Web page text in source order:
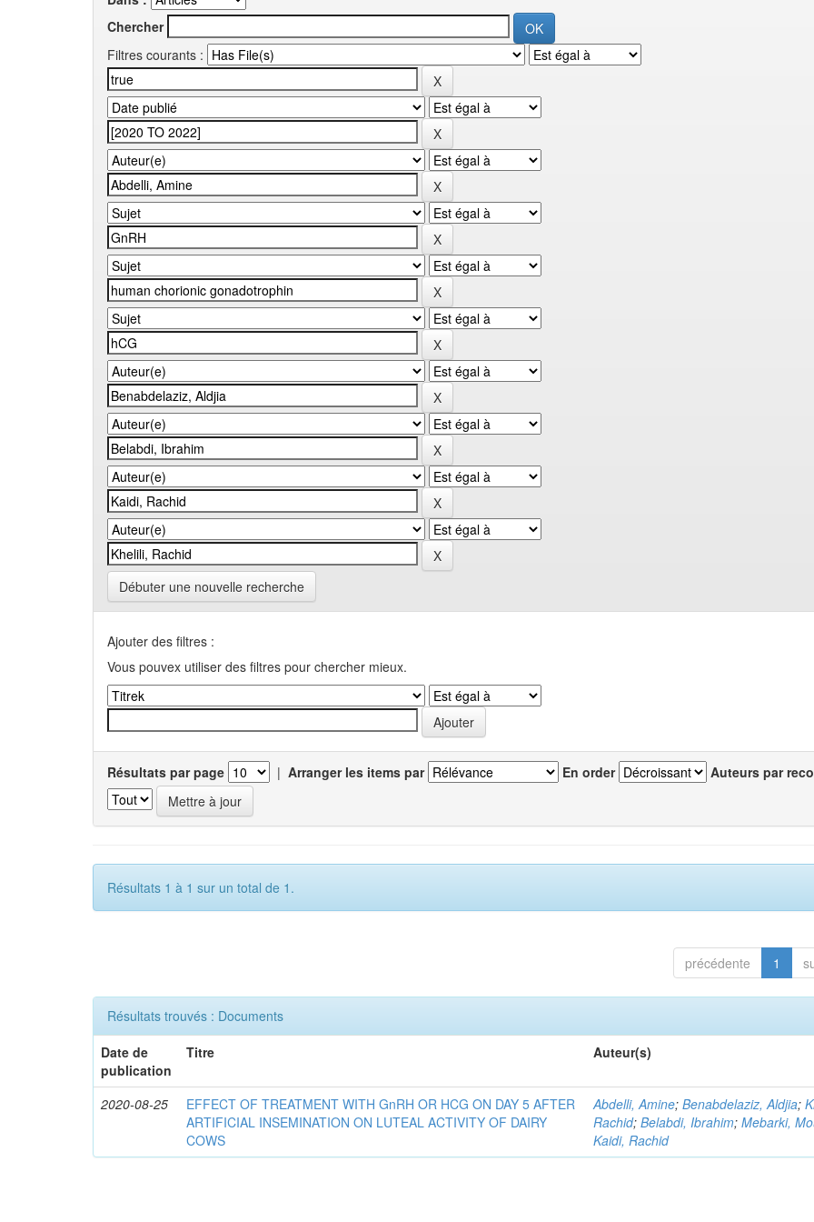
Chercher
Filtres courants :
Débuter une nouvelle recherche
Ajouter des filtres :
Vous pouvex utiliser des filtres pour chercher mieux.
Résultats par page | Arranger les items par En order Auteurs par
Résultats 1 à 1 sur un total de 1.
précédente 1
Résultats trouvés : Documents
Date de
publication
Titre Auteur(s)
2020-08-25
EFFECT OF TREATMENT WITH GnRH OR HCG ON DAY 5 AFTER
ARTIFICIAL INSEMINATION ON LUTEAL ACTIVITY OF DAIRY
COWS
Abdelli, Amine;Benabdelaziz, Aldjia;
Rachid;Belabdi, Ibrahim;Mebarki,
Kaidi, Rachid